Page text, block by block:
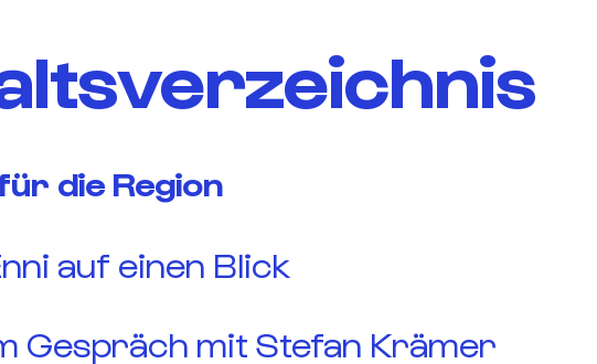
die Region
auf einen Blick
Gespräch mit Stefan Krämer